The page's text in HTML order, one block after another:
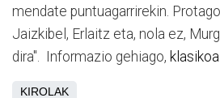
mendate puntuagarrirekin.
Jaizkibel, Erlaitz eta, nola ez,
dira". Informazio gehiago,
KIROLAK